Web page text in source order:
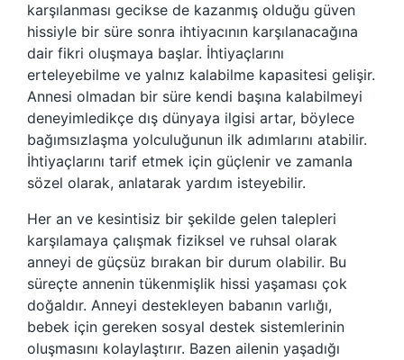
karşılanması gecikse de kazanmış olduğu güven
hissiyle bir süre sonra ihtiyacının karşılanacağına
dair fikri oluşmaya başlar. İhtiyaçlarını
erteleyebilme ve yalnız kalabilme kapasitesi gelişir.
Annesi olmadan bir süre kendi başına kalabilmeyi
deneyimledikçe dış dünyaya ilgisi artar, böylece
bağımsızlaşma yolculuğunun ilk adımlarını atabilir.
İhtiyaçlarını tarif etmek için güçlenir ve zamanla
sözel olarak, anlatarak yardım isteyebilir.
Her an ve kesintisiz bir şekilde gelen talepleri
karşılamaya çalışmak fiziksel ve ruhsal olarak
anneyi de güçsüz bırakan bir durum olabilir. Bu
süreçte annenin tükenmişlik hissi yaşaması çok
doğaldır. Anneyi destekleyen babanın varlığı,
bebek için gereken sosyal destek sistemlerinin
oluşmasını kolaylaştırır. Bazen ailenin yaşadığı